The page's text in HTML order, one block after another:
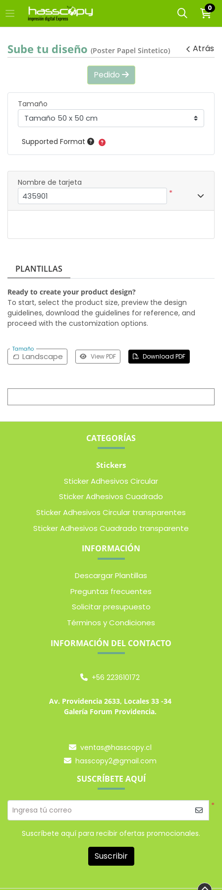
0
Sube tu diseño (Poster Papel Sintetico) Atrás
PLANTILLAS
Ready to create your product design?
To start, select the product size, preview the design
guidelines, download the guidelines for reference, and
proceed with the customization options.
Tamaño
Landscape View PDF Download PDF
Pedido
Tamaño
Supported Format
Nombre de tarjeta
*
CATEGORÍAS
Stickers
Sticker Adhesivos Circular
Sticker Adhesivos Cuadrado
Sticker Adhesivos Circular transparentes
Sticker Adhesivos Cuadrado transparente
INFORMACIÓN
Descargar Plantillas
Preguntas frecuentes
Solicitar presupuesto
Términos y Condiciones
INFORMACIÓN DEL CONTACTO
+56 223610172
Av. Providencia 2633, Locales 33 -34
Galería Forum Providencia.
ventas@hasscopy.cl
hasscopy2@gmail.com
SUSCRÍBETE AQUÍ
*
Ingresa tú correo
Suscríbete aquí para recibir ofertas promocionales.
Suscribir